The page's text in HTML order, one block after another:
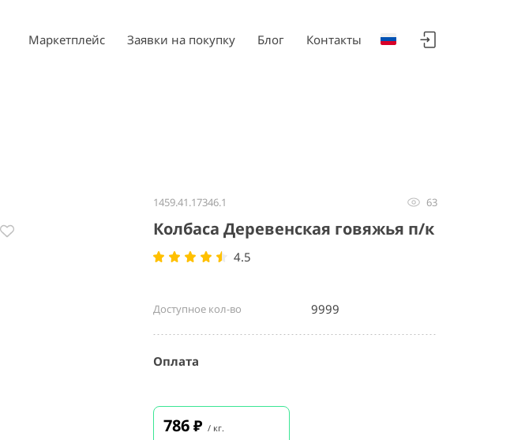
Маркетплейс Заявки на покупку Блог Контакты
1459.41.17346.1 63
Колбаса Деревенская говяжья п/к
4.5
Доступное кол-во 9999
Оплата
786₽ / кг.